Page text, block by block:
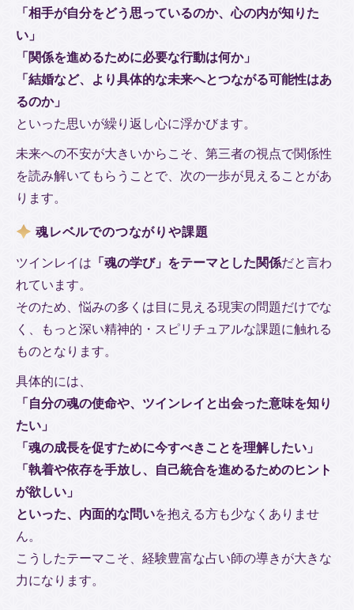
「相手が自分をどう思っているのか、心の内が知りた
い」
「関係を進めるために必要な行動は何か」
「結婚など、より具体的な未来へとつながる可能性はあ
るのか」
といった思いが繰り返し心に浮かびます。
未来への不安が大きいからこそ、第三者の視点で関係性
を読み解いてもらうことで、次の一歩が見えることがあ
ります。
魂レベルでのつながりや課題
ツインレイは 「魂の学び」をテーマとした関係だと言わ
れています。
そのため、悩みの多くは目に見える現実の問題だけでな
く、もっと深い精神的・スピリチュアルな課題に触れる
ものとなります。
具体的には、
「自分の魂の使命や、ツインレイと出会った意味を知り
たい」
「魂の成長を促すために今すべきことを理解したい」
「執着や依存を手放し、自己統合を進めるためのヒント
が欲しい」
といった、内面的な問いを抱える方も少なくありませ
ん。
こうしたテーマこそ、経験豊富な占い師の導きが大きな
力になります。